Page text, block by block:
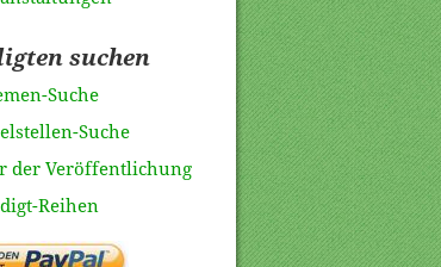
suchen
Suche
Suche
der Veröffentlichung
Reihen